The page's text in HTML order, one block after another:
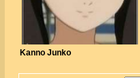
Kanno Junko